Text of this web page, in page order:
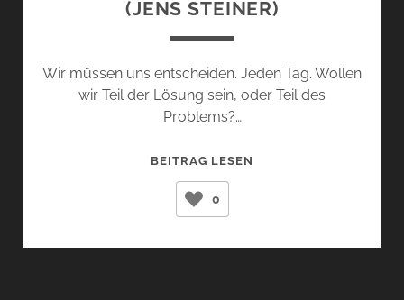
(JENS STEINER)
Wir müssen uns entscheiden. Jeden Tag. Wollen
wir Teil der Lösung sein, oder Teil des
Problems?…
BEITRAG LESEN
STEINER)
0